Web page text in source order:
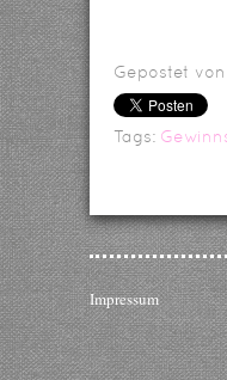
Gepostet von
Tags:
Impressum